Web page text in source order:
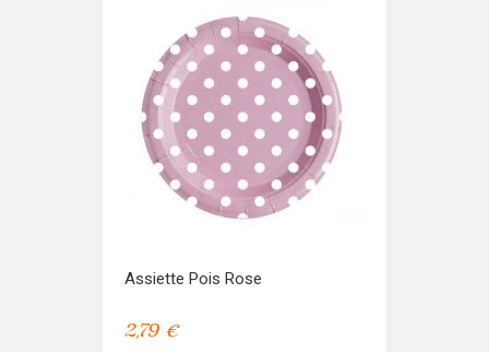
Assiette Pois Rose
2,79 €